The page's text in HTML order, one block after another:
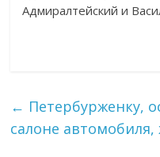
Адмиралтейский и
← Петербурженку,
салоне автомобиля,